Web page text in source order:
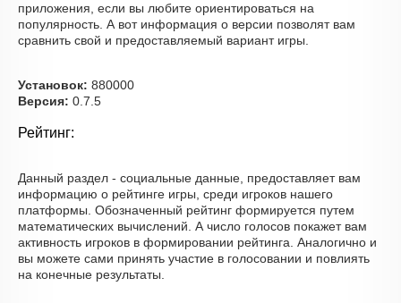
приложения, если вы любите ориентироваться на
популярность. А вот информация о версии позволят вам
сравнить свой и предоставляемый вариант игры.
Установок: 880000
Версия: 0.7.5
Рейтинг:
Данный раздел - социальные данные, предоставляет вам
информацию о рейтинге игры, среди игроков нашего
платформы. Обозначенный рейтинг формируется путем
математических вычислений. А число голосов покажет вам
активность игроков в формировании рейтинга. Аналогично и
вы можете сами принять участие в голосовании и повлиять
на конечные результаты.